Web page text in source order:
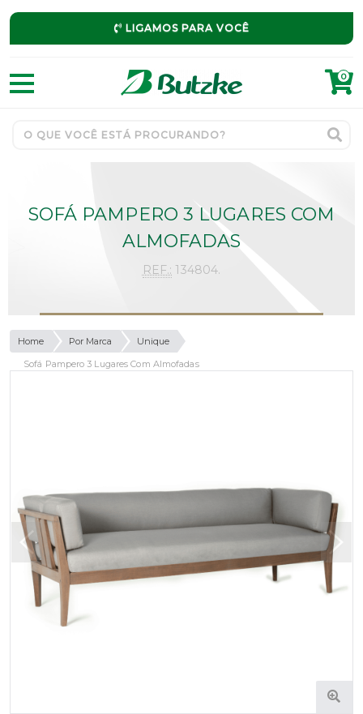
LIGAMOS PARA VOCÊ
0
SOFÁ PAMPERO 3 LUGARES COM
ALMOFADAS
REF.: 134804.
Home Por Marca
Unique
Sofá Pampero 3 Lugares Com Almofadas